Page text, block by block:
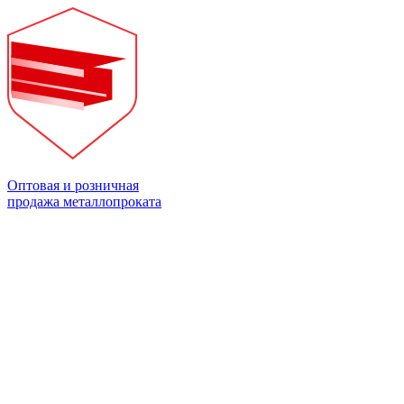
Оптовая и розничная
продажа металлопроката